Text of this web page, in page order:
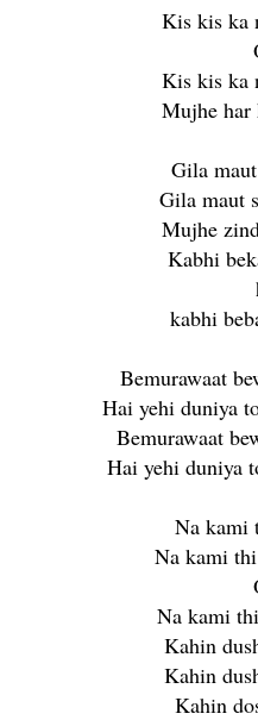
Kis kis ka
Kis kis ka
Mujhe har
Gila
Gila maut
Mujhe
Kabhi
kabhi
Bemurawaat
Hai yehi duniya
Bemurawaat
Hai yehi duniya
Na kami
Na kami
Na kami
Kahin
Kahin
Kahin